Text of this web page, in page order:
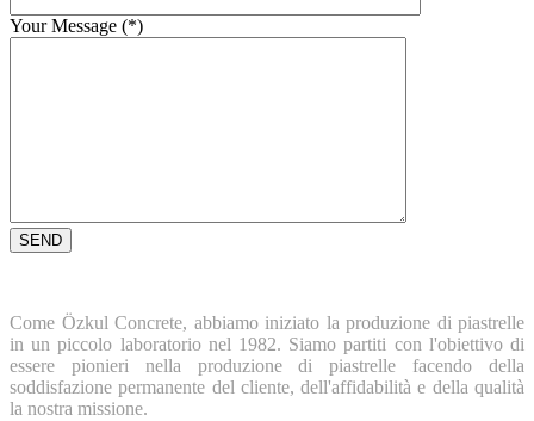
Your Message (*)
Come Özkul Concrete, abbiamo iniziato la produzione di piastrelle
in un piccolo laboratorio nel 1982. Siamo partiti con l'obiettivo di
essere pionieri nella produzione di piastrelle facendo della
soddisfazione permanente del cliente, dell'affidabilità e della qualità
la nostra missione.